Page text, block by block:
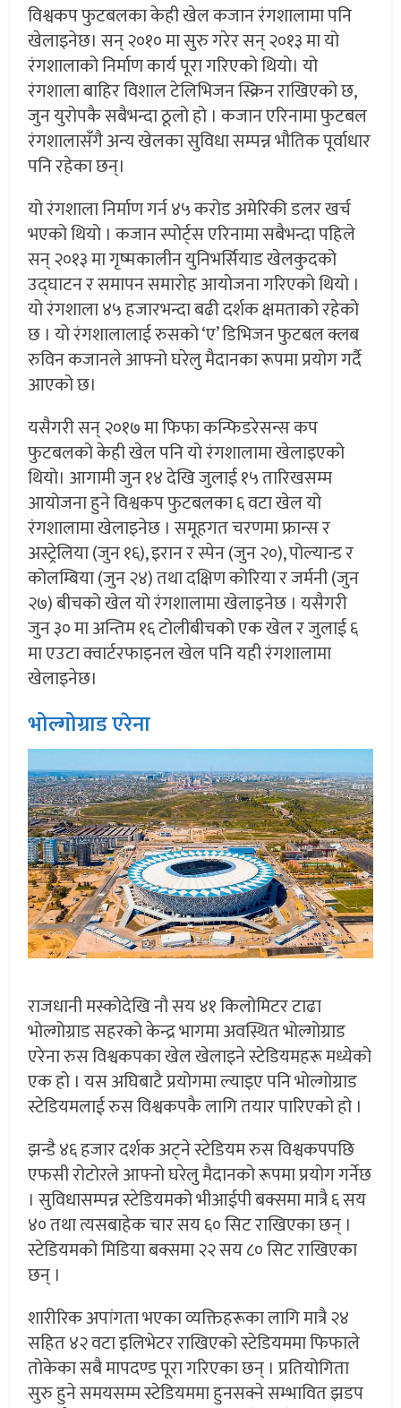
विश्वकप फुटबलका केही खेल कजान रंगशालामा पनि
खेलाइनेछ। सन् २०१० मा सुरु गरेर सन् २०१३ मा यो
रंगशालाको निर्माण कार्य पूरा गरिएको थियो। यो
रंगशाला बाहिर विशाल टेलिभिजन स्क्रिन राखिएको छ,
जुन युरोपकै सबैभन्दा ठूलो हो । कजान एरिनामा फुटबल
रंगशालासँगै अन्य खेलका सुविधा सम्पन्न भौतिक पूर्वाधार
पनि रहेका छन्।
यो रंगशाला निर्माण गर्न ४५ करोड अमेरिकी डलर खर्च
भएको थियो । कजान स्पोर्ट्स एरिनामा सबैभन्दा पहिले
सन् २०१३ मा गृष्मकालीन युनिभर्सियाड खेलकुदको
उद्घाटन र समापन समारोह आयोजना गरिएको थियो ।
यो रंगशाला ४५ हजारभन्दा बढी दर्शक क्षमताको रहेको
छ । यो रंगशालालाई रुसको ‘ए’ डिभिजन फुटबल क्लब
रुविन कजानले आफ्नो घरेलु मैदानका रूपमा प्रयोग गर्दै
आएको छ।
यसैगरी सन् २०१७ मा फिफा कन्फिडरेसन्स कप
फुटबलको केही खेल पनि यो रंगशालामा खेलाइएको
थियो। आगामी जुन १४ देखि जुलाई १५ तारिखसम्म
आयोजना हुने विश्वकप फुटबलका ६ वटा खेल यो
रंगशालामा खेलाइनेछ । समूहगत चरणमा फ्रान्स र
अस्ट्रेलिया (जुन १६), इरान र स्पेन (जुन २०), पोल्यान्ड र
कोलम्बिया (जुन २४) तथा दक्षिण कोरिया र जर्मनी (जुन
२७) बीचको खेल यो रंगशालामा खेलाइनेछ । यसैगरी
जुन ३० मा अन्तिम १६ टोलीबीचको एक खेल र जुलाई ६
मा एउटा क्वार्टरफाइनल खेल पनि यही रंगशालामा
खेलाइनेछ।
भोल्गोग्राड एरेना
राजधानी मस्कोदेखि नौ सय ४१ किलोमिटर टाढा
भोल्गोग्राड सहरको केन्द्र भागमा अवस्थित भोल्गोग्राड
एरेना रुस विश्वकपका खेल खेलाइने स्टेडियमहरू मध्येको
एक हो । यस अघिबाटै प्रयोगमा ल्याइए पनि भोल्गोग्राड
स्टेडियमलाई रुस विश्वकपकै लागि तयार पारिएको हो ।
झन्डै ४६ हजार दर्शक अट्ने स्टेडियम रुस विश्वकपपछि
एफसी रोटोरले आफ्नो घरेलु मैदानको रूपमा प्रयोग गर्नेछ
। सुविधासम्पन्न स्टेडियमको भीआईपी बक्समा मात्रै ६ सय
४० तथा त्यसबाहेक चार सय ६० सिट राखिएका छन् ।
स्टेडियमको मिडिया बक्समा २२ सय ८० सिट राखिएका
छन् ।
शारीरिक अपांगता भएका व्यक्तिहरूका लागि मात्रै २४
सहित ४२ वटा इलिभेटर राखिएको स्टेडियममा फिफाले
तोकेका सबै मापदण्ड पूरा गरिएका छन् । प्रतियोगिता
सुरु हुने समयसम्म स्टेडियममा हुनसक्ने सम्भावित झडप